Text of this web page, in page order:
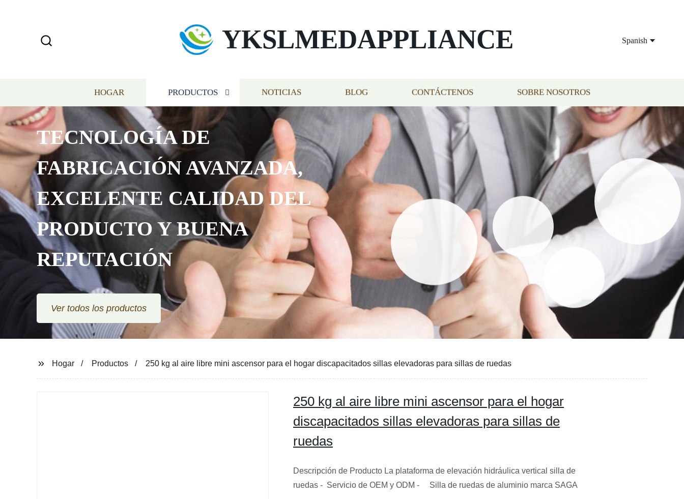
YKSLMEDAPPLIANCE Spanish
HOGAR PRODUCTOS NOTICIAS BLOG CONTÁCTENOS SOBRE NOSOTROS
TECNOLOGÍA DE
FABRICACIÓN AVANZADA,
EXCELENTE CALIDAD DEL
PRODUCTO Y BUENA
REPUTACIÓN
Ver todos los productos
Hogar Productos 250 kg al aire libre mini ascensor para el hogar discapacitados sillas elevadoras para sillas de ruedas
250 kg al aire libre mini ascensor para el hogar
discapacitados sillas elevadoras para sillas de
ruedas
Descripción de Producto La plataforma de elevación hidráulica vertical silla de
ruedas - Servicio de OEM y ODM - Silla de ruedas de aluminio marca SAGA